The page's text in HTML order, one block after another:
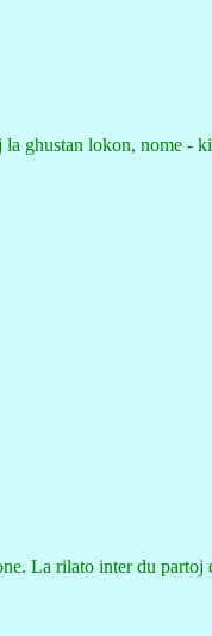
ghustan lokon, nome -
La rilato inter du partoj